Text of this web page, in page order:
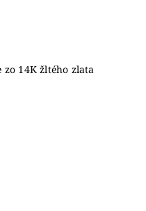
zo 14K žltého zlata